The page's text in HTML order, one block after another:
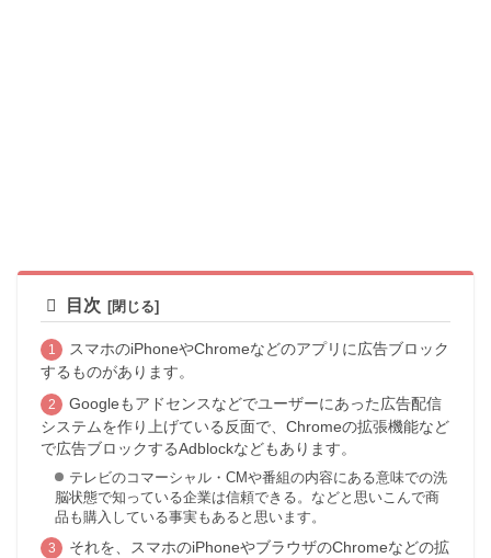
目次
スマホのiPhoneやChromeなどのアプリに広告ブロック
するものがあります。
Googleもアドセンスなどでユーザーにあった広告配信
システムを作り上げている反面で、Chromeの拡張機能など
で広告ブロックするAdblockなどもあります。
テレビのコマーシャル・CMや番組の内容にある意味での洗
脳状態で知っている企業は信頼できる。などと思いこんで商
品も購入している事実もあると思います。
それを、スマホのiPhoneやブラウザのChromeなどの拡